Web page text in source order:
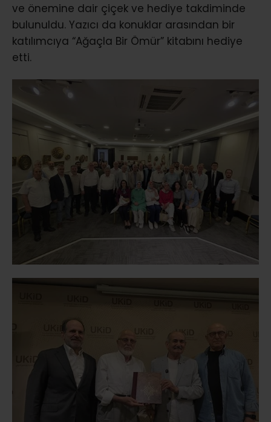
ve önemine dair çiçek ve hediye takdiminde
bulunuldu. Yazıcı da konuklar arasından bir
katılımcıya “Ağaçla Bir Ömür” kitabını hediye
etti.